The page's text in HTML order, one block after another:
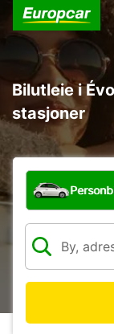
Bilutleie i
stasjoner
Hvilken type